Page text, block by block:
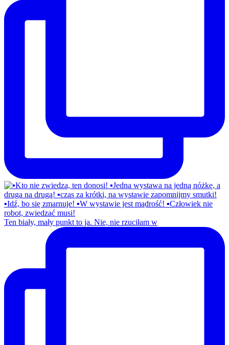
Ten biały, mały punkt to ja. Nie, nie rzuciłam w